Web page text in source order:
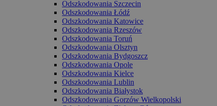
Odszkodowania Szczecin
Odszkodowania Łódź
Odszkodowania Katowice
Odszkodowania Rzeszów
Odszkodowania Toruń
Odszkodowania Olsztyn
Odszkodowania Bydgoszcz
Odszkodowania Opole
Odszkodowania Kielce
Odszkodowania Lublin
Odszkodowania Białystok
Odszkodowania Gorzów Wielkopolski